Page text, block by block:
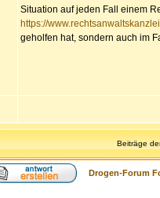
Situation auf jeden Fall einem
https://
geholfen hat, sondern auch im
Beiträge
Drogen-Forum